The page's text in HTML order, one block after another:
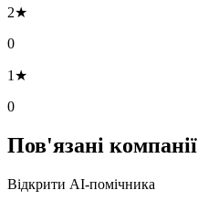
2★
0
1★
0
Пов'язані компанії
Відкрити AI-помічника